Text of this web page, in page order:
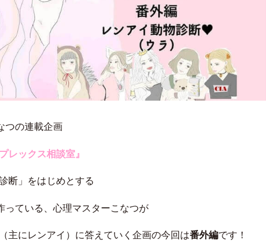
つの連載企画
レックス相談室』
断」をはじめとする
っている、心理マスターこなつが
主にレンアイ）に答えていく企画の今回は番外編です！